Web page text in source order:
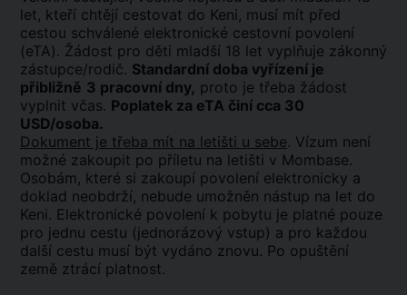
let, kteří chtějí cestovat do Keni, musí mít před
cestou schválené elektronické cestovní povolení
(eTA). Žádost pro děti mladší 18 let vyplňuje zákonný
zástupce/rodič. Standardní doba vyřízení je
přibližně 3 pracovní dny, proto je třeba žádost
vyplnit včas. Poplatek za eTA činí cca 30
USD/osoba.
Dokument je třeba mít na letišti u sebe. Vízum není
možné zakoupit po příletu na letišti v Mombase.
Osobám, které si zakoupí povolení elektronicky a
doklad neobdrží, nebude umožněn nástup na let do
Keni. Elektronické povolení k pobytu je platné pouze
pro jednu cestu (jednorázový vstup) a pro každou
další cestu musí být vydáno znovu. Po opuštění
země ztrácí platnost.